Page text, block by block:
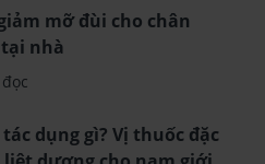
mỡ đùi cho chân
nhà
tác dụng gì? Vị thuốc đặc